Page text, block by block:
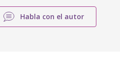
Habla con el autor